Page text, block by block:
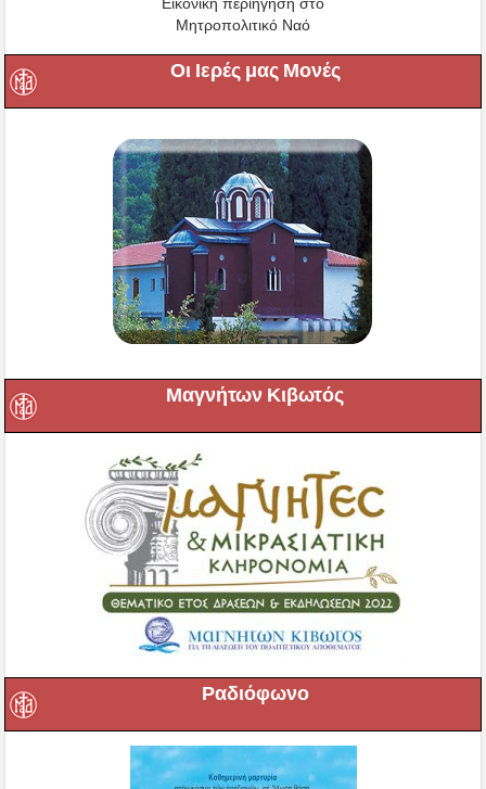
Μητροπολιτικό Ναό
Οι Ιερές μας Μονές
Μαγνήτων Κιβωτός
Ραδιόφωνο